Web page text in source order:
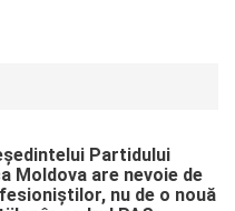
Partidului
Moldova are nevoie de
nu de o nouă